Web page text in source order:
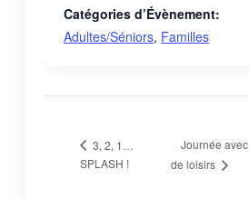
Catégories d’Évènement:
Adultes/Séniors, Familles
3, 2, 1…
SPLASH !
Journée
de loisirs